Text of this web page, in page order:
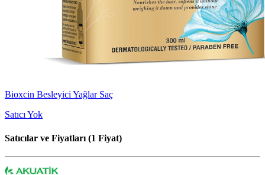
Bioxcin Besleyici Yağlar Saç
Satıcı Yok
Satıcılar ve Fiyatları (1 Fiyat)